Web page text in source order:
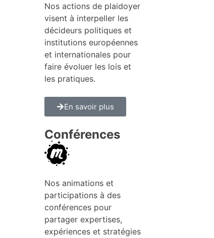
Nos actions de plaidoyer
visent à interpeller les
décideurs politiques et
institutions européennes
et internationales pour
faire évoluer les lois et
les pratiques.
En savoir plus
Conférences
Nos animations et
participations à des
conférences pour
partager expertises,
expériences et stratégies